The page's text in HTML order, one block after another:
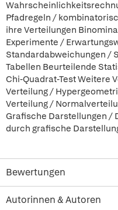
Pfadregeln /
ihre Verteilungen
Experimente /
Standardabweichungen /
Tabellen Beurteilende
Chi-Quadrat-Test Weitere
Verteilung /
Verteilung /
Grafische Darstellungen /
durch grafische
Bewertungen
Autorinnen & Autoren